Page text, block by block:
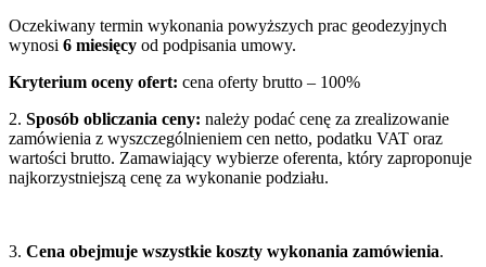
Oczekiwany termin wykonania powyższych prac geodezyjnych
wynosi 6 miesięcy od podpisania umowy.
Kryterium oceny ofert: cena oferty brutto – 100%
2. Sposób obliczania ceny: należy podać cenę za zrealizowanie
zamówienia z wyszczególnieniem cen netto, podatku VAT oraz
wartości brutto. Zamawiający wybierze oferenta, który zaproponuje
najkorzystniejszą cenę za wykonanie podziału.
3. Cena obejmuje wszystkie koszty wykonania zamówienia.